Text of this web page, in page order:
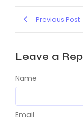
Previous Post
Leave a
Name
Email